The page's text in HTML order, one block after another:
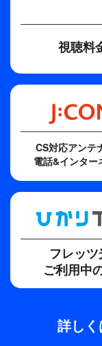
それらを捨て
救世主の宿命
おけない魁人、
ぐる“天使”と“
しくも“サイケ
イブ当日。つ
音はソフィへ
ことを受け入
収録：2015年4
視聴料
CS対応アンテ
電話&インター
フレッ
ご利用中
詳し